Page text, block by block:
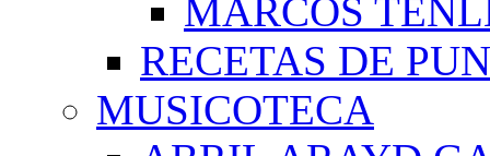
MARCOS
RECETAS DE
MUSICOTECA